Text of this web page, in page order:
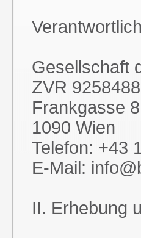
Gesellschaft
ZVR
Frankgasse 8
1090 Wien
Telefon: +43
E-Mail:
II. Erhebung